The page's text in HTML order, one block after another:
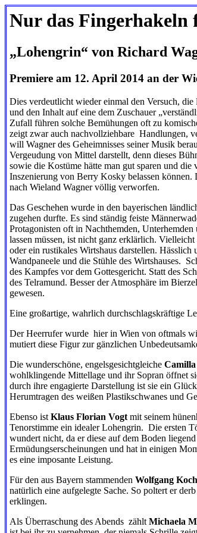
Nur das Fingerhakeln
„Lohengrin“ von Richard
Premiere am 12. April 2014 an der
Dies verdeutlicht wieder einmal den Versuch,
und den Inhalt auf eine dem Zuschauer
Zufall führen solche Bemühungen oft zu
zeigt zwar auch nachvollziehbare Handlungen,
will Wagner des Geheimnisses seiner Musik
Vergeudung von Mittel darstellt, denn dieses
sowie die Kostüme hätte man gut sparen und die
Inszenierung von Berry Kosky belassen
nach Wieland Wagner völlig verworfen.
Das Geschehen wurde in den bayerischen
zugehen durfte. Es sind ständig feiste
Protagonisten oft in Nachthemden,
lassen müssen, ist nicht ganz erklärlich.
oder ein rustikales Wirtshaus darstellen.
Wandpaneele und die Stühle des Wirtshauses.
des Kampfes vor dem Gottesgericht. Statt des
des Telramund. Besser der Atmosphäre im
gewesen.
Eine großartige, wahrlich durchschlagskräftige
Der Heerrufer wurde hier in Wien von oftmals
mutiert diese Figur zur gänzlichen
Die wunderschöne, engelsgesichtgleiche
wohlklingende Mittellage und ihr Sopran öffnet
durch ihre engagierte Darstellung ist sie ein
Herumtragen des weißen Plastikschwanes und
Ebenso ist Klaus Florian Vogt mit seinem
Tenorstimme ein idealer Lohengrin. Die ersten
wundert nicht, da er diese auf dem Boden
Ermüdungserscheinungen und hat in einigen
es eine imposante Leistung.
Für den aus Bayern stammenden Wolfgang Koch
natürlich eine aufgelegte Sache. So poltert er
erklingen.
Als Überraschung des Abends zählt Michaela